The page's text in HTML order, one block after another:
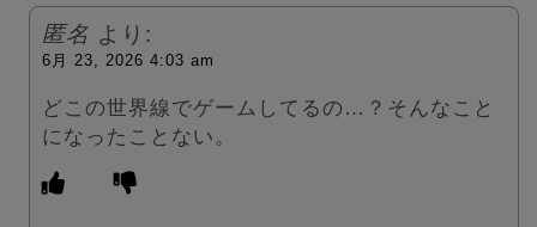
匿名 より:
6月 23, 2026 4:03 am
どこの世界線でゲームしてるの…？そんなこと
になったことない。